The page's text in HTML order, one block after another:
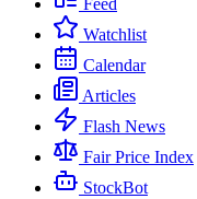
Feed
Watchlist
Calendar
Articles
Flash News
Fair Price Index
StockBot